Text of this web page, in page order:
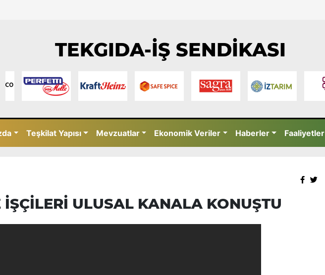
TEKGIDA-İŞ SENDİKASI
Teşkilat Yapısı Mevzuatlar Ekonomik Veriler Haberler Faaliyetler
İŞÇİLERİ ULUSAL KANALA KONUŞTU